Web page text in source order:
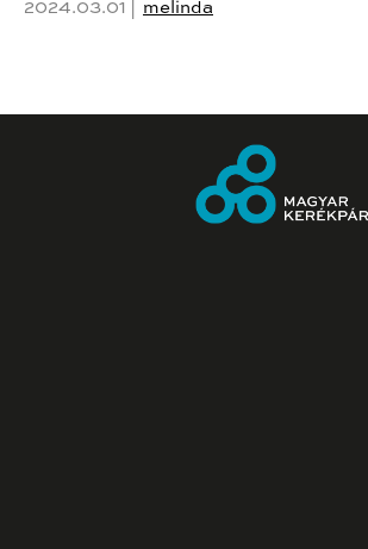
2024.03.01 | melinda